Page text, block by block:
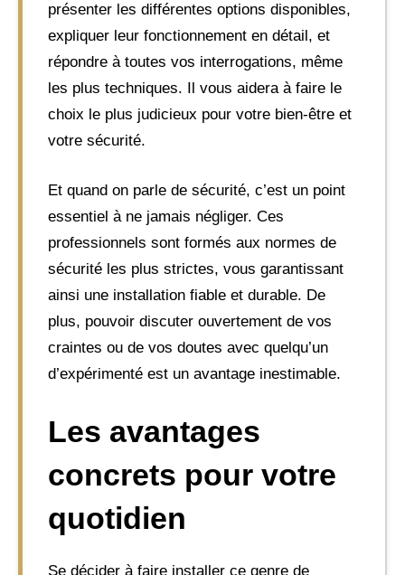
présenter les différentes options disponibles,
expliquer leur fonctionnement en détail, et
répondre à toutes vos interrogations, même
les plus techniques. Il vous aidera à faire le
choix le plus judicieux pour votre bien-être et
votre sécurité.
Et quand on parle de sécurité, c’est un point
essentiel à ne jamais négliger. Ces
professionnels sont formés aux normes de
sécurité les plus strictes, vous garantissant
ainsi une installation fiable et durable. De
plus, pouvoir discuter ouvertement de vos
craintes ou de vos doutes avec quelqu’un
d’expérimenté est un avantage inestimable.
Les avantages
concrets pour votre
quotidien
Se décider à faire installer ce genre de